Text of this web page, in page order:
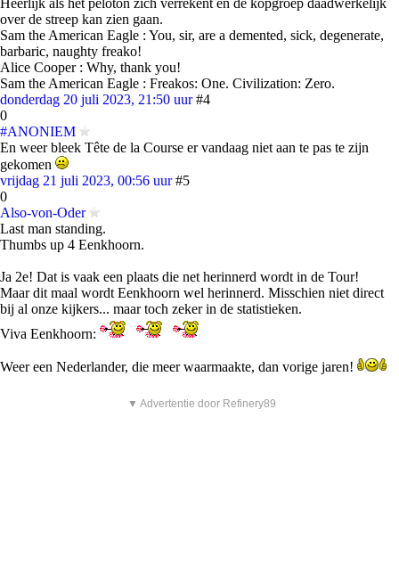
Heerlijk als het peloton zich verrekent en de kopgroep daadwerkelijk
over de streep kan zien gaan.
Sam the American Eagle : You, sir, are a demented, sick, degenerate,
barbaric, naughty freako!
Alice Cooper : Why, thank you!
Sam the American Eagle : Freakos: One. Civilization: Zero.
donderdag 20 juli 2023, 21:50 uur #4
0
#ANONIEM
En weer bleek Tête de la Course er vandaag niet aan te pas te zijn
gekomen
vrijdag 21 juli 2023, 00:56 uur #5
0
Also-von-Oder
Last man standing.
Thumbs up 4 Eenkhoorn.
Ja 2e! Dat is vaak een plaats die net herinnerd wordt in de Tour!
Maar dit maal wordt Eenkhoorn wel herinnerd. Misschien niet direct
bij al onze kijkers... maar toch zeker in de statistieken.
Viva Eenkhoorn:
Weer een Nederlander, die meer waarmaakte, dan vorige jaren!
▼ Advertentie door Refinery89